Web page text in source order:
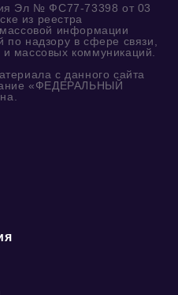
Эл № ФС77-73398 от 03
из реестра
массовой информации
надзору в сфере связи,
массовых коммуникаций.
с данного сайта
«ФЕДЕРАЛЬНЫЙ